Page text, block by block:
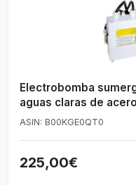
Electrobomba
aguas claras de
ASIN: B00KGE0QT0
225,00€